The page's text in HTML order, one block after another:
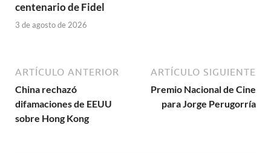
centenario de Fidel
3 de agosto de 2026
ARTÍCULO ANTERIOR
China rechazó
difamaciones de EEUU
sobre Hong Kong
ARTÍCULO SIGUIENTE
Premio Nacional de Cine
para Jorge Perugorría